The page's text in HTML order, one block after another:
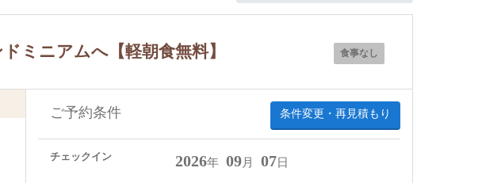
食事なし
ミニアムへ【軽朝食無料】
条件変更・再見積もり
ご予約条件
チェックイン 2026年 09月 07 日